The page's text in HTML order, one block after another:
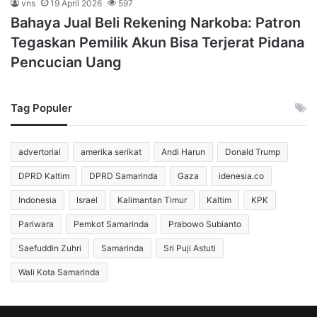
vns 19 April 2026 597
Bahaya Jual Beli Rekening Narkoba: Patron
Tegaskan Pemilik Akun Bisa Terjerat Pidana
Pencucian Uang
Tag Populer
advertorial amerika serikat Andi Harun Donald Trump
DPRD Kaltim DPRD Samarinda Gaza idenesia.co
Indonesia Israel Kalimantan Timur Kaltim KPK
Pariwara Pemkot Samarinda Prabowo Subianto
Saefuddin Zuhri Samarinda Sri Puji Astuti
Wali Kota Samarinda